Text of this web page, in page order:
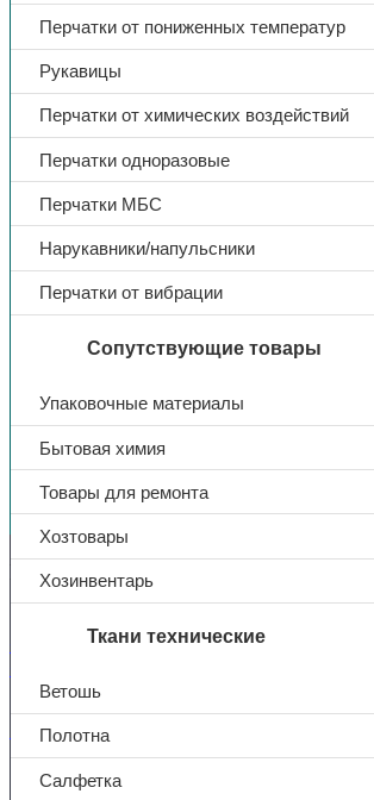
Перчатки от пониженных температур
Рукавицы
Перчатки от химических воздействий
Перчатки одноразовые
Перчатки МБС
Нарукавники/напульсники
Перчатки от вибрации
Сопутствующие товары
Упаковочные материалы
Бытовая химия
Товары для ремонта
Хозтовары
Хозинвентарь
Ткани технические
Ветошь
Полотна
Салфетка
Вы недавно смотрели
Контакты
+7 (831) 214-01-31
101@adk52.ru